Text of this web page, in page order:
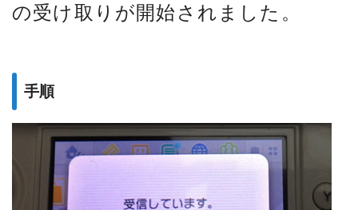
の受け取りが開始されました。
手順